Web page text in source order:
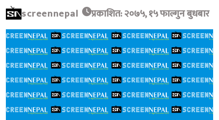
screennepal प्रकाशित: २०७५, १५ फाल्गुन बुधबार